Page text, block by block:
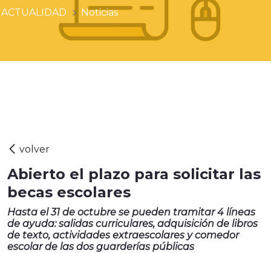
ACTUALIDAD Noticias
Abierto el plazo para solicitar las
becas escolares
Hasta el 31 de octubre se pueden tramitar 4 líneas
de ayuda: salidas curriculares, adquisición de libros
de texto, actividades extraescolares y comedor
escolar de las dos guarderías públicas